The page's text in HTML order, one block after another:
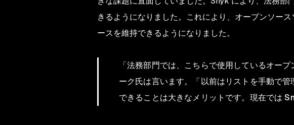
きるようになりました。これにより、オープンソー
ースを維持できるようになりました。
「法務部門では、こちらで使用しているオー
ーク氏は言います。「以前はリストを手動で
できることは大きなメリットです。現在では